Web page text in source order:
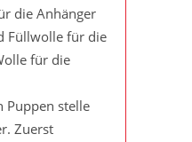
die Anhänger
Füllwolle für die
für die
Puppen stelle
Zuerst